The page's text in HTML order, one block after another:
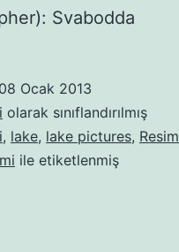
Svabodda
08 Ocak 2013
olarak sınıflandırılmış
, lake, lake pictures, Resim
ile etiketlenmiş